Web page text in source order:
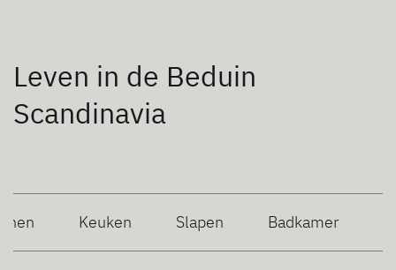
Leven in de Beduin
Scandinavia
Keuken Slapen Badkamer